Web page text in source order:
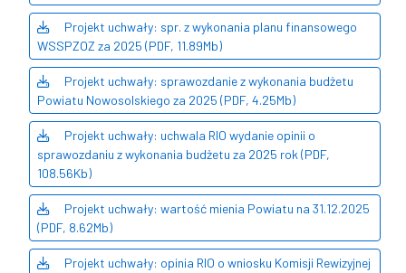
Projekt uchwały: spr. z wykonania planu finansowego
WSSPZOZ za 2025 (PDF, 11.89Mb)
Projekt uchwały: sprawozdanie z wykonania budżetu
Powiatu Nowosolskiego za 2025 (PDF, 4.25Mb)
Projekt uchwały: uchwala RIO wydanie opinii o
sprawozdaniu z wykonania budżetu za 2025 rok (PDF,
108.56Kb)
Projekt uchwały: wartość mienia Powiatu na 31.12.2025
(PDF, 8.62Mb)
Projekt uchwały: opinia RIO o wniosku Komisji Rewizyjnej